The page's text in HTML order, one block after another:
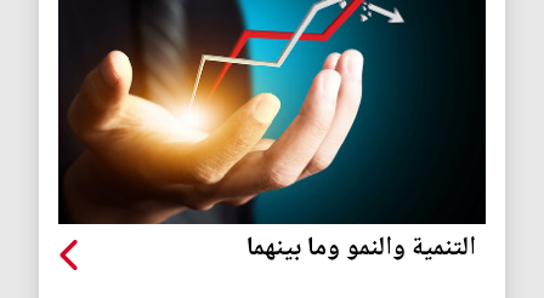
التنمية والنمو وما بينهما